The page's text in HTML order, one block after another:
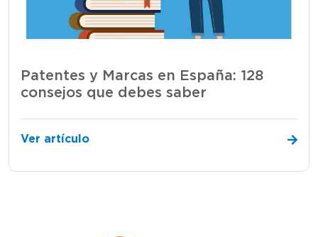
Patentes y Marcas en España: 128
consejos que debes saber
Ver artículo